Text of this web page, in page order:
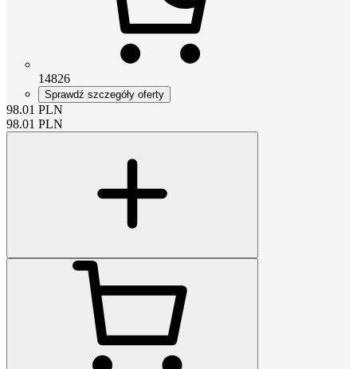
14826
Sprawdź szczegóły oferty
98.01 PLN
98.01 PLN